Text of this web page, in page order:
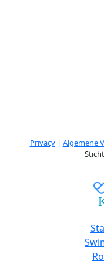
Privacy| Algemene